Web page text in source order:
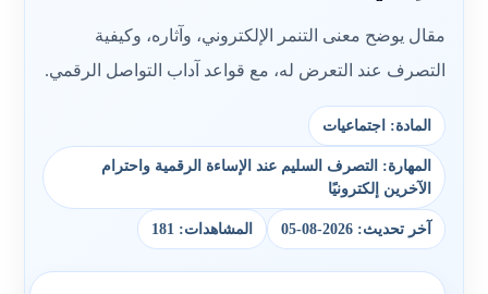
مقال يوضح معنى التنمر الإلكتروني، وآثاره، وكيفية
التصرف عند التعرض له، مع قواعد آداب التواصل الرقمي.
المادة: اجتماعيات
المهارة: التصرف السليم عند الإساءة الرقمية واحترام
الآخرين إلكترونيًا
آخر تحديث: 2026-08-05 المشاهدات: 181